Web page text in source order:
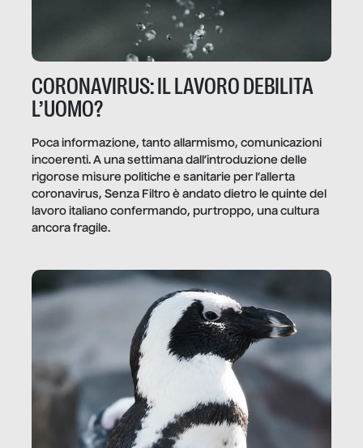
CORONAVIRUS: IL LAVORO DEBILITA
L’UOMO?
Poca informazione, tanto allarmismo, comunicazioni
incoerenti. A una settimana dall’introduzione delle
rigorose misure politiche e sanitarie per l’allerta
coronavirus, Senza Filtro è andato dietro le quinte del
lavoro italiano confermando, purtroppo, una cultura
ancora fragile.